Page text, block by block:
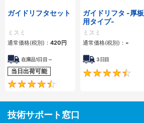
ガイドリフタセット
ミスミ
通常価格(税別)： 420 円
在庫品1日目～
当日出荷可能
ガイドリフタ -厚板
用タイプ-
ミスミ
通常価格(税別)： -
3日目
技術サポート窓口